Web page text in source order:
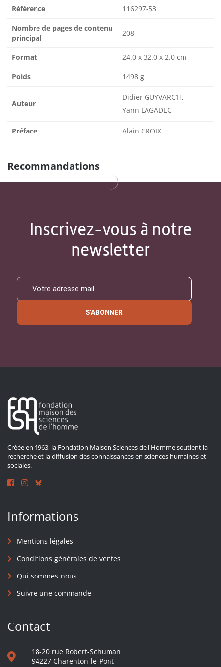
Référence 116297-53
Nombre de pages de contenu
principal
208
Format 24.0 x 32.0 x 2.0 cm
Poids 1498 g
Auteur
Didier GUYVARC’H,
Yann LAGADEC
Préface Alain CROIX
Recommandations
Inscrivez-vous à notre
newsletter
S'ABONNER
Créée en 1963, la Fondation Maison Sciences de l'Homme soutient la
recherche et la diffusion des connaissances en sciences humaines et
sociales.
Informations
Mentions légales
Conditions générales de ventes
Qui sommes-nous
Suivre une commande
Contact
18-20 rue Robert-Schuman
94227 Charenton-le-Pont